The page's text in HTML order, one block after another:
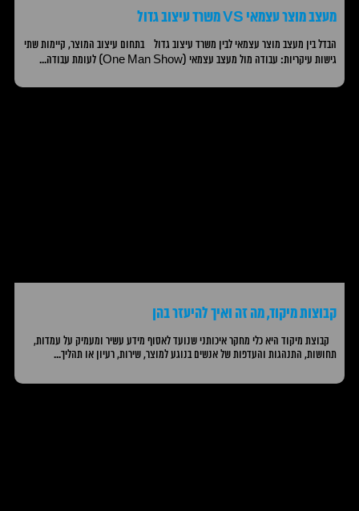
מעצב מוצר עצמאי VS משרד עיצוב גדול
הבדל בין מעצב מוצר עצמאי לבין משרד עיצוב גדול בתחום עיצוב המוצר, קיימות שתי
גישות עיקריות: עבודה מול מעצב עצמאי (One Man Show) לעומת עבודה...
קבוצות מיקוד, מה זה ואיך להיעזר בהן
קבוצת מיקוד היא כלי מחקר איכותני שנועד לאסוף מידע עשיר ומעמיק על עמדות,
תחושות, התנהגות והעדפות של אנשים בנוגע למוצר, שירות, רעיון או תהליך...